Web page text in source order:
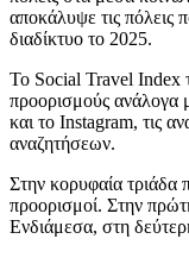
αποκάλυψε τις πόλεις
διαδίκτυο το 2025.
Το Social Travel Index
προορισμούς ανάλογα
και το Instagram, τις
αναζητήσεων.
Στην κορυφαία τριάδα
προορισμοί. Στην
Ενδιάμεσα, στη